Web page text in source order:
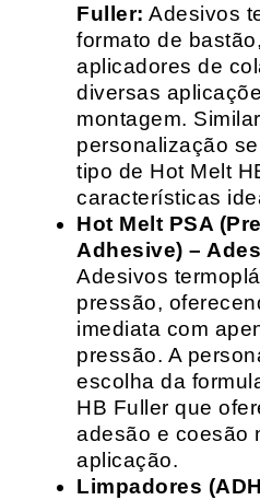
Fuller: Adesivos
formato de
aplicadores de
diversas
montagem.
personalização
tipo de Hot Melt
características
Hot Melt PSA
Adhesive) –
Adesivos
pressão,
imediata com
pressão. A
escolha da
HB Fuller que
adesão e coesão
aplicação.
Limpadores